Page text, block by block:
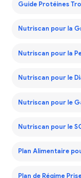
Guide Protéines
Nutriscan pour la
Nutriscan pour la
Nutriscan pour le
Nutriscan pour le
Nutriscan pour le
Plan Alimentaire
Plan de Régime